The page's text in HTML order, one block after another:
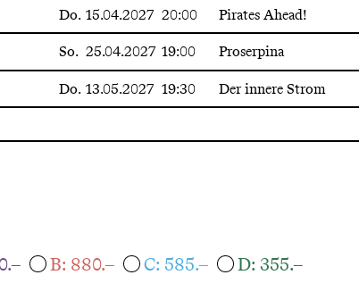
Do. 15.04.2027 20:00 Pirates Ahead!
So. 25.04.2027 19:00 Proserpina
Do. 13.05.2027 19:30 Der innere Strom
B: 880.– C: 585.– D: 355.–